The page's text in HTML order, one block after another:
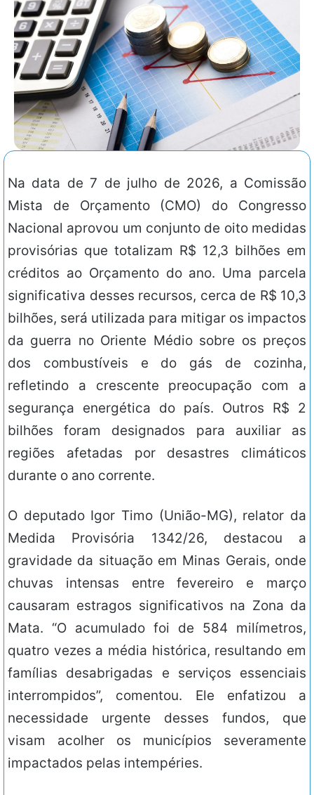
Na data de 7 de julho de 2026, a Comissão
Mista de Orçamento (CMO) do Congresso
Nacional aprovou um conjunto de oito medidas
provisórias que totalizam R$ 12,3 bilhões em
créditos ao Orçamento do ano. Uma parcela
significativa desses recursos, cerca de R$ 10,3
bilhões, será utilizada para mitigar os impactos
da guerra no Oriente Médio sobre os preços
dos combustíveis e do gás de cozinha,
refletindo a crescente preocupação com a
segurança energética do país. Outros R$ 2
bilhões foram designados para auxiliar as
regiões afetadas por desastres climáticos
durante o ano corrente.
O deputado Igor Timo (União-MG), relator da
Medida Provisória 1342/26, destacou a
gravidade da situação em Minas Gerais, onde
chuvas intensas entre fevereiro e março
causaram estragos significativos na Zona da
Mata. “O acumulado foi de 584 milímetros,
quatro vezes a média histórica, resultando em
famílias desabrigadas e serviços essenciais
interrompidos”, comentou. Ele enfatizou a
necessidade urgente desses fundos, que
visam acolher os municípios severamente
impactados pelas intempéries.